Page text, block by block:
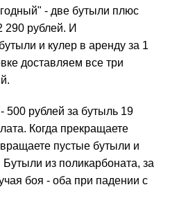
- две бутыли плюс
290 рублей. И
и кулер в аренду за 1
доставляем все три
500 рублей за бутыль 19
Когда прекращаете
пустые бутыли и
Бутыли из поликарбоната, за
боя - оба при падении с